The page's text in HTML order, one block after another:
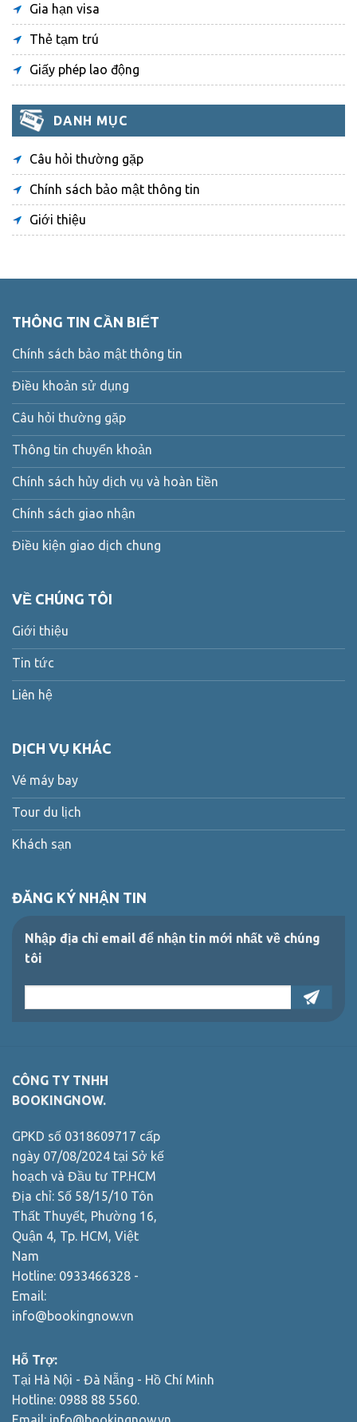
Gia hạn visa
Thẻ tạm trú
Giấy phép lao động
DANH MỤC
Câu hỏi thường gặp
Chính sách bảo mật thông tin
Giới thiệu
THÔNG TIN CẦN BIẾT
Chính sách bảo mật thông tin
Điều khoản sử dụng
Câu hỏi thường gặp
Thông tin chuyển khoản
Chính sách hủy dịch vụ và hoàn tiền
Chính sách giao nhận
Điều kiện giao dịch chung
VỀ CHÚNG TÔI
Giới thiệu
Tin tức
Liên hệ
DỊCH VỤ KHÁC
Vé máy bay
Tour du lịch
Khách sạn
ĐĂNG KÝ NHẬN TIN
Nhập địa chỉ email để nhận tin mới nhất về chúng
tôi
CÔNG TY TNHH
BOOKINGNOW.
GPKD số 0318609717 cấp
ngày 07/08/2024 tại Sở kế
hoạch và Đầu tư TP.HCM
Địa chỉ: Số 58/15/10 Tôn
Thất Thuyết, Phường 16,
Quận 4, Tp. HCM, Việt
Nam
Hotline: 0933466328 -
Email:
info@bookingnow.vn
Hỗ Trợ:
Tại Hà Nội - Đà Nẵng - Hồ Chí Minh
Hotline: 0988 88 5560.